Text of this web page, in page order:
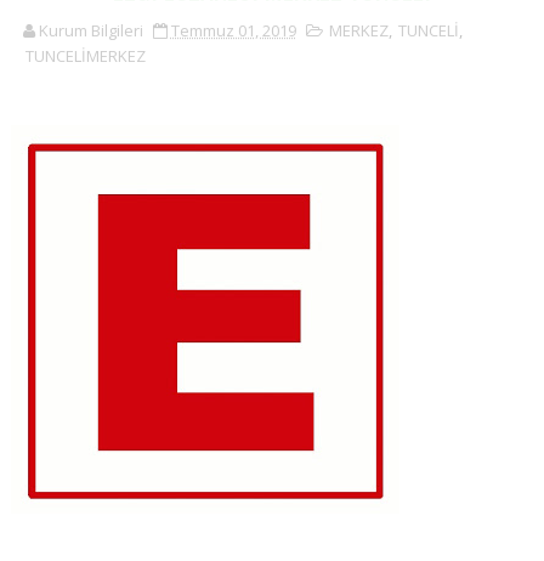
Kurum Bilgileri Temmuz 01, 2019 MERKEZ, TUNCELİ,
TUNCELİMERKEZ